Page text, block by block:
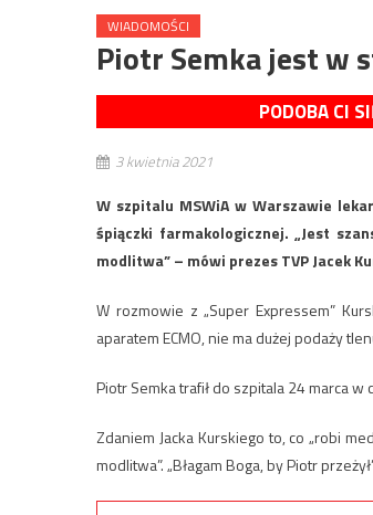
WIADOMOŚCI
Piotr Semka jest w
PODOBA CI
3 kwietnia 2021
W szpitalu MSWiA w Warszawie
śpiączki farmakologicznej. „Jest
modlitwa” – mówi prezes TVP Jacek
W rozmowie z „Super Expressem”
aparatem ECMO, nie ma dużej podaży
Piotr Semka trafił do szpitala 24 marca
Zdaniem Jacka Kurskiego to, co „robi
modlitwa”. „Błagam Boga, by Piotr